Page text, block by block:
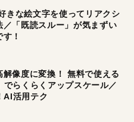
きな絵文字を使ってリアクシ
／「既読スルー」が気まずい
！
解像度に変換！ 無料で使える
でらくらくアップスケール／
AI活用テク